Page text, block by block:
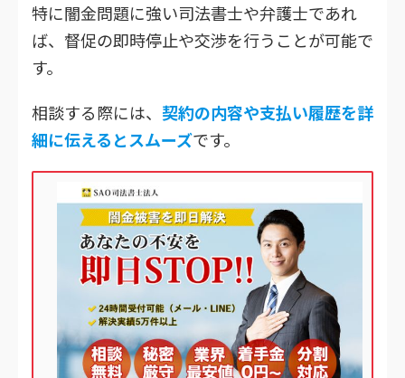
特に闇金問題に強い司法書士や弁護士であれ
ば、督促の即時停止や交渉を行うことが可能で
す。
相談する際には、 契約の内容や支払い履歴を詳
細に伝えるとスムーズです。